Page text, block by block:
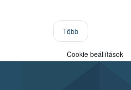
Több
Cookie beállítások